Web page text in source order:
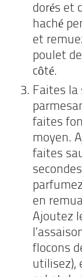
dorés et
haché
et
poulet
côté.
Faites la
faites
moyen.
faites
en
Ajoutez
flocons
utilisez),